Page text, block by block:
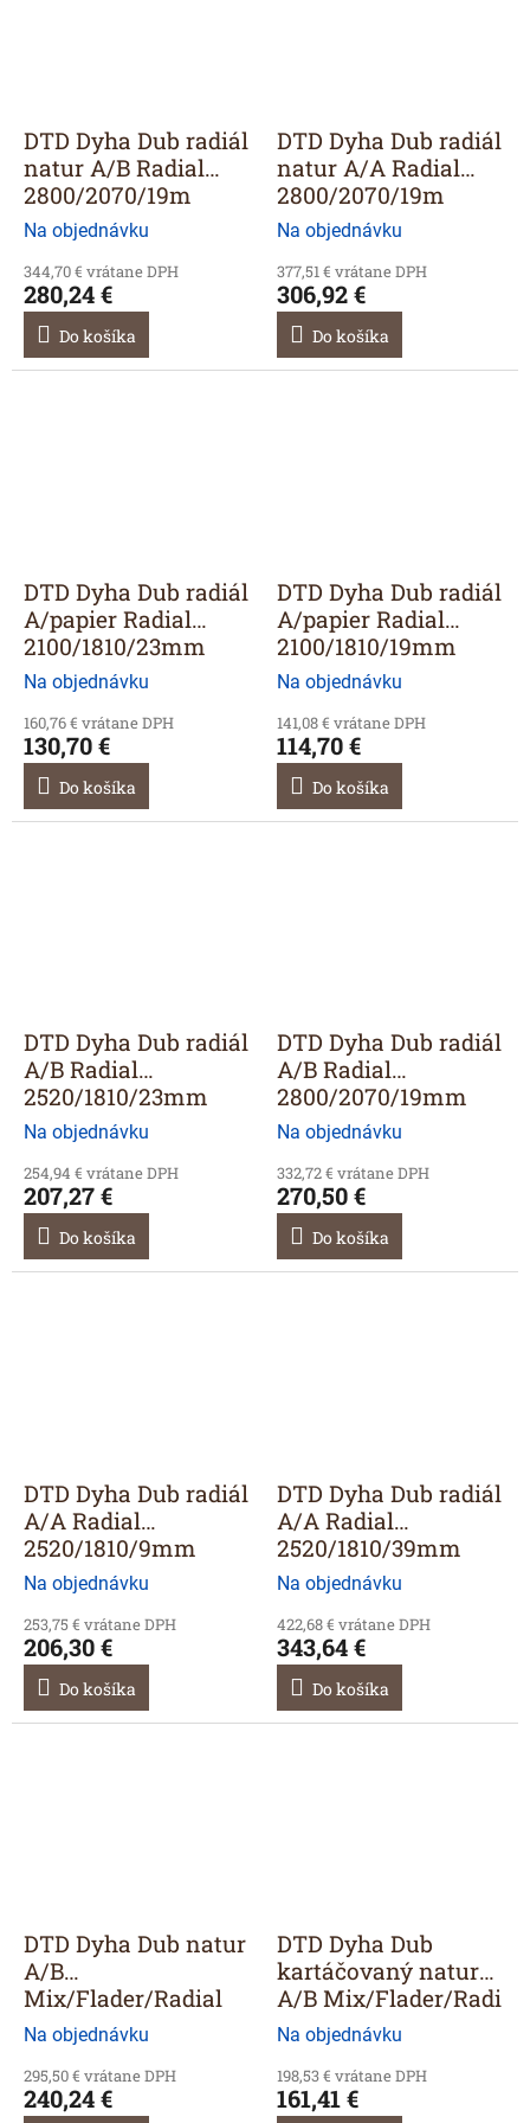
DTD Dyha Dub radiál
natur A/B Radial
2800/2070/19m
Na objednávku
344,70 € vrátane DPH
280,24 €
Do košíka
DTD Dyha Dub radiál
natur A/A Radial
2800/2070/19m
Na objednávku
377,51 € vrátane DPH
306,92 €
Do košíka
DTD Dyha Dub radiál
A/papier Radial
2100/1810/23mm
Na objednávku
160,76 € vrátane DPH
130,70 €
Do košíka
DTD Dyha Dub radiál
A/papier Radial
2100/1810/19mm
Na objednávku
141,08 € vrátane DPH
114,70 €
Do košíka
DTD Dyha Dub radiál
A/B Radial
2520/1810/23mm
Na objednávku
254,94 € vrátane DPH
207,27 €
Do košíka
DTD Dyha Dub radiál
A/B Radial
2800/2070/19mm
Na objednávku
332,72 € vrátane DPH
270,50 €
Do košíka
DTD Dyha Dub radiál
A/A Radial
2520/1810/9mm
Na objednávku
253,75 € vrátane DPH
206,30 €
Do košíka
DTD Dyha Dub radiál
A/A Radial
2520/1810/39mm
Na objednávku
422,68 € vrátane DPH
343,64 €
Do košíka
DTD Dyha Dub natur
A/B
Mix/Flader/Radial
2800/2070
Na objednávku
295,50 € vrátane DPH
240,24 €
DTD Dyha Dub
kartáčovaný natur
A/B Mix/Flader/Radi
Na objednávku
198,53 € vrátane DPH
161,41 €